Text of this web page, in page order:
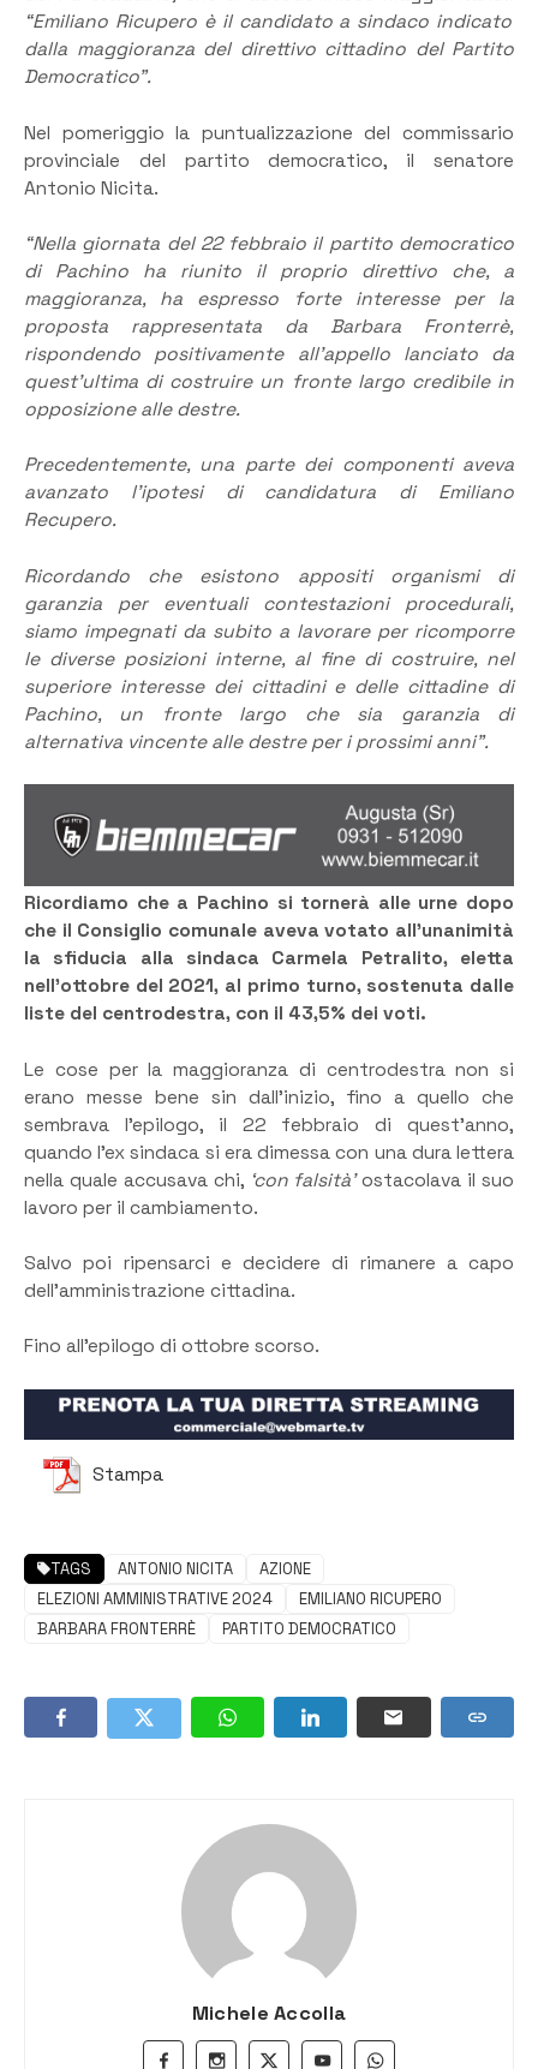
“Emiliano Ricupero è il candidato a sindaco indicato
dalla maggioranza del direttivo cittadino del Partito
Democratico”.
Nel pomeriggio la puntualizzazione del commissario
provinciale del partito democratico, il senatore
Antonio Nicita.
“Nella giornata del 22 febbraio il partito democratico
di Pachino ha riunito il proprio direttivo che, a
maggioranza, ha espresso forte interesse per la
proposta rappresentata da Barbara Fronterrè,
rispondendo positivamente all’appello lanciato da
quest’ultima di costruire un fronte largo credibile in
opposizione alle destre.
Precedentemente, una parte dei componenti aveva
avanzato l’ipotesi di candidatura di Emiliano
Recupero.
Ricordando che esistono appositi organismi di
garanzia per eventuali contestazioni procedurali,
siamo impegnati da subito a lavorare per ricomporre
le diverse posizioni interne, al fine di costruire, nel
superiore interesse dei cittadini e delle cittadine di
Pachino, un fronte largo che sia garanzia di
alternativa vincente alle destre per i prossimi anni”.
Ricordiamo che a Pachino si tornerà alle urne dopo
che il Consiglio comunale aveva votato all’unanimità
la sfiducia alla sindaca Carmela Petralito, eletta
nell’ottobre del 2021, al primo turno, sostenuta dalle
liste del centrodestra, con il 43,5% dei voti.
Le cose per la maggioranza di centrodestra non si
erano messe bene sin dall’inizio, fino a quello che
sembrava l’epilogo, il 22 febbraio di quest’anno,
quando l’ex sindaca si era dimessa con una dura lettera
nella quale accusava chi, ‘con falsità’ostacolava il suo
lavoro per il cambiamento.
Salvo poi ripensarci e decidere di rimanere a capo
dell’amministrazione cittadina.
Fino all’epilogo di ottobre scorso.
Stampa
TAGS ANTONIO NICITA
AZIONE
ELEZIONI AMMINISTRATIVE 2024
EMILIANO RICUPERO
BARBARA FRONTERRÈ
PARTITO DEMOCRATICO
Michele Accolla